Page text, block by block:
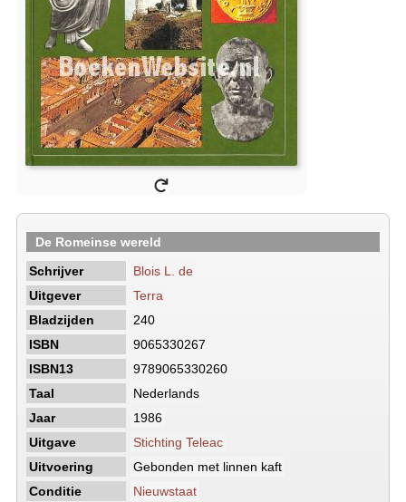
De Romeinse wereld
Schrijver
Blois L. de
Uitgever
Terra
Bladzijden
240
ISBN
9065330267
ISBN13
9789065330260
Taal
Nederlands
Jaar
1986
Uitgave
Stichting Teleac
Uitvoering
Gebonden met linnen kaft
Conditie
Nieuwstaat